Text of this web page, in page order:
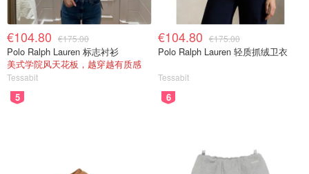
€104.80 €175.00
Polo Ralph Lauren 标志衬衫
美式学院风天花板，越穿越有质感
Tessabit
€104.80 €175.00
Polo Ralph Lauren 轻质抓绒卫衣
Tessabit
5 6